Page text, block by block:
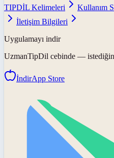
TIPDİL Kelimeleri
Kullanım
İletişim Bilgileri
Uygulamayı indir
UzmanTipDil cebinde — istediğin
İndirApp Store